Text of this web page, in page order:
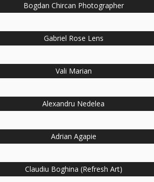
Bogdan Chircan Photographer
Gabriel Rose Lens
Vali Marian
Alexandru Nedelea
Adrian Agapie
Claudiu Boghina (Refresh Art)